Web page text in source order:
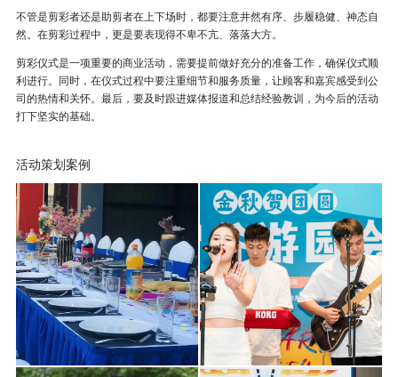
不管是剪彩者还是助剪者在上下场时，都要注意井然有序、步履稳健、神态自
然。在剪彩过程中，更是要表现得不卑不亢、落落大方。
剪彩仪式是一项重要的商业活动，需要提前做好充分的准备工作，确保仪式顺
利进行。同时，在仪式过程中要注重细节和服务质量，让顾客和嘉宾感受到公
司的热情和关怀。最后，要及时跟进媒体报道和总结经验教训，为今后的活动
打下坚实的基础。
活动策划案例